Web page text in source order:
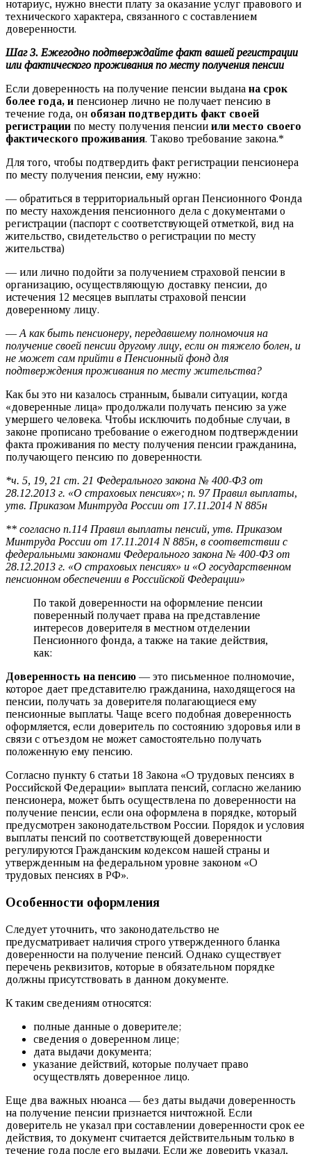
нотариус, нужно внести плату за оказание услуг правового и
технического характера, связанного с составлением
доверенности.
Шаг 3. Ежегодно подтверждайте факт вашей регистрации
или фактического проживания по месту получения пенсии
Если доверенность на получение пенсии выдана на срок
более года, и пенсионер лично не получает пенсию в
течение года, он обязан подтвердить факт своей
регистрации по месту получения пенсии или место своего
фактического проживания. Таково требование закона.*
Для того, чтобы подтвердить факт регистрации пенсионера
по месту получения пенсии, ему нужно:
— обратиться в территориальный орган Пенсионного Фонда
по месту нахождения пенсионного дела с документами о
регистрации (паспорт с соответствующей отметкой, вид на
жительство, свидетельство о регистрации по месту
жительства)
— или лично подойти за получением страховой пенсии в
организацию, осуществляющую доставку пенсии, до
истечения 12 месяцев выплаты страховой пенсии
доверенному лицу.
— А как быть пенсионеру, передавшему полномочия на
получение своей пенсии другому лицу, если он тяжело болен, и
не может сам прийти в Пенсионный фонд для
подтверждения проживания по месту жительства?
Как бы это ни казалось странным, бывали ситуации, когда
«доверенные лица» продолжали получать пенсию за уже
умершего человека. Чтобы исключить подобные случаи, в
законе прописано требование о ежегодном подтверждении
факта проживания по месту получения пенсии гражданина,
получающего пенсию по доверенности.
*ч. 5, 19, 21 ст. 21 Федерального закона № 400-ФЗ от
28.12.2013 г. «О страховых пенсиях»; п. 97 Правил выплаты,
утв. Приказом Минтруда России от 17.11.2014 N 885н
** согласно п.114 Правил выплаты пенсий, утв. Приказом
Минтруда России от 17.11.2014 N 885н, в соответствии с
федеральными законами Федерального закона № 400-ФЗ от
28.12.2013 г. «О страховых пенсиях» и «О государственном
пенсионном обеспечении в Российской Федерации»
По такой доверенности на оформление пенсии
поверенный получает права на представление
интересов доверителя в местном отделении
Пенсионного фонда, а также на такие действия,
как:
Доверенность на пенсию — это письменное полномочие,
которое дает представителю гражданина, находящегося на
пенсии, получать за доверителя полагающиеся ему
пенсионные выплаты. Чаще всего подобная доверенность
оформляется, если доверитель по состоянию здоровья или в
связи с отъездом не может самостоятельно получать
положенную ему пенсию.
Согласно пункту 6 статьи 18 Закона «О трудовых пенсиях в
Российской Федерации» выплата пенсий, согласно желанию
пенсионера, может быть осуществлена по доверенности на
получение пенсии, если она оформлена в порядке, который
предусмотрен законодательством России. Порядок и условия
выплаты пенсий по соответствующей доверенности
регулируются Гражданским кодексом нашей страны и
утвержденным на федеральном уровне законом «О
трудовых пенсиях в РФ».
Особенности оформления
Следует уточнить, что законодательство не
предусматривает наличия строго утвержденного бланка
доверенности на получение пенсий. Однако существует
перечень реквизитов, которые в обязательном порядке
должны присутствовать в данном документе.
К таким сведениям относятся:
полные данные о доверителе;
сведения о доверенном лице;
дата выдачи документа;
указание действий, которые получает право
осуществлять доверенное лицо.
Еще два важных нюанса — без даты выдачи доверенность
на получение пенсии признается ничтожной. Если
доверитель не указал при составлении доверенности срок ее
действия, то документ считается действительным только в
течение года после его выдачи. Если же доверить указал,